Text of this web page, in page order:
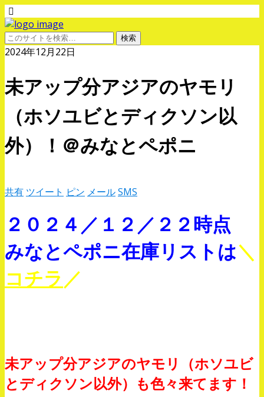
2024年12月22日
未アップ分アジアのヤモリ
（ホソユビとディクソン以
外）！＠みなとペポニ
共有 ツイート ピン メールSMS
２０２４／１２／２２時点
みなとペポニ在庫リストは＼
コチラ／
未アップ分アジアのヤモリ（ホソユビ
とディクソン以外）も色々来てます！